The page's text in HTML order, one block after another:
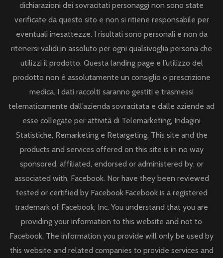
dichiarazioni dei sovracitati personaggi non sono state
verificate da questo sito e non si ritiene responsabile per
eventuali inesattezze. I risultati sono personali e non da
ritenersi validi in assoluto per ogni qualsivoglia persona che
utilizzi il prodotto. Questa landing page e l’utilizzo del
prodotto non è assolutamente un consiglio o prescrizione
medica. I dati raccolti saranno gestiti e trasmessi
telematicamente dall’azienda sovracitata e dalle aziende ad
esse collegate per attività di Telemarketing, Indagini
Statistiche, Remarketing e Retargeting. This site and the
products and services offered on this site is in no way
sponsored, affiliated, endorsed or administered by, or
associated with, Facebook. Nor have they been reviewed
tested or certified by Facebook.Facebook is a registered
trademark of Facebook, Inc. You understand that you are
providing your information to this website and not to
Facebook. The information you provide will only be used by
this website and related companies to provide services and